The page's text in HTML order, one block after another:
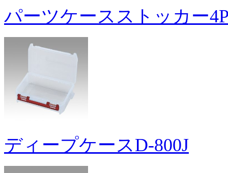
パーツケースストッカー
ディープケースD-800J